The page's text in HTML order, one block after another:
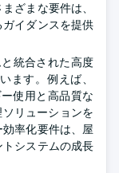
ざまな要件は、
イダンスを提供
統合された高度
ます。例えば、
使用と高品質な
リューションを
率化要件は、屋
システムの成長